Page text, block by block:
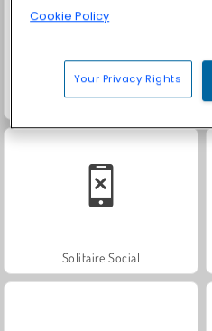
Trollface Quest: USA 2
Solitaire Social
Cookie Policy
Your Privacy Rights